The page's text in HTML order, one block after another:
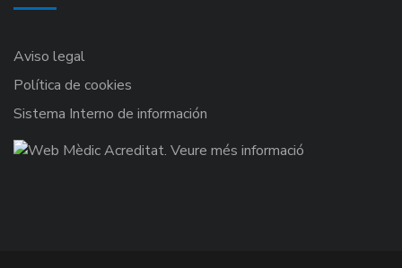
Aviso legal
Política de cookies
Sistema Interno de información